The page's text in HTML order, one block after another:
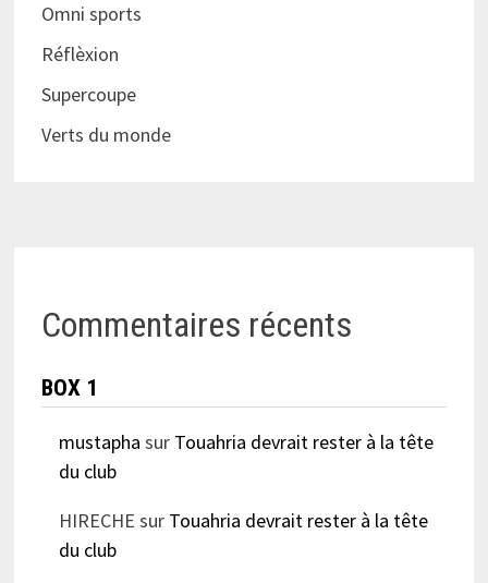
Omni sports
Réflèxion
Supercoupe
Verts du monde
Commentaires récents
BOX 1
mustapha sur Touahria devrait rester à la tête
du club
HIRECHE sur Touahria devrait rester à la tête
du club